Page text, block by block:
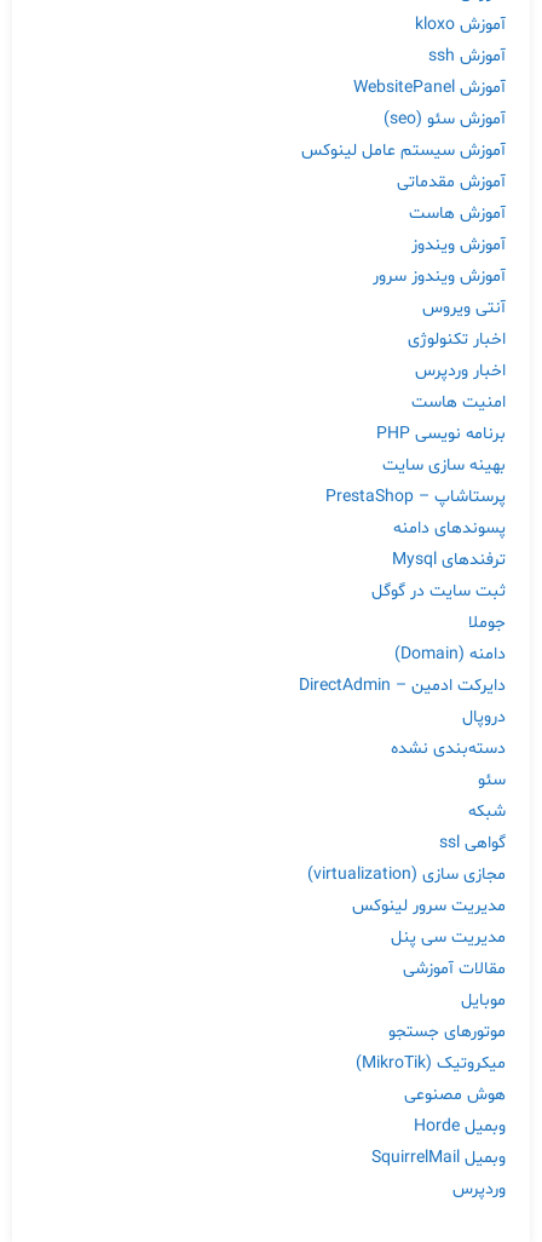
آموزش kloxo
آموزش ssh
آموزش WebsitePanel
آموزش سئو (seo)
آموزش سیستم عامل لینوکس
آموزش مقدماتی
آموزش هاست
آموزش ویندوز
آموزش ویندوز سرور
آنتی ویروس
اخبار تکنولوژی
اخبار وردپرس
امنیت هاست
برنامه نویسی PHP
بهینه سازی سایت
پرستاشاپ – PrestaShop
پسوندهای دامنه
ترفندهای Mysql
ثبت سایت در گوگل
جوملا
دامنه (Domain)
دایرکت ادمین – DirectAdmin
دروپال
دسته‌بندی نشده
سئو
شبکه
گواهی ssl
مجازی سازی (virtualization)
مدیریت سرور لینوکس
مدیریت سی پنل
مقالات آموزشی
موبایل
موتورهای جستجو
میکروتیک (MikroTik)
هوش مصنوعی
وبمیل Horde
وبمیل SquirrelMail
وردپرس